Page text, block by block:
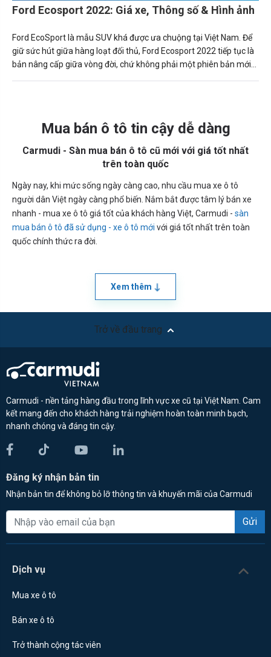
Ford Ecosport 2022: Giá xe, Thông số & Hình ảnh
Ford EcoSport là mẫu SUV khá được ưa chuộng tại Việt Nam. Để
giữ sức hút giữa hàng loạt đối thủ, Ford Ecosport 2022 tiếp tục là
bản nâng cấp giữa vòng đời, chứ không phải một phiên bản mới
Mua bán ô tô tin cậy dễ dàng
Carmudi - Sàn mua bán ô tô cũ mới với giá tốt nhất
trên toàn quốc
Ngày nay, khi mức sống ngày càng cao, nhu cầu mua xe ô tô
người dân Việt ngày càng phổ biến. Nắm bắt được tâm lý bán xe
nhanh - mua xe ô tô giá tốt của khách hàng Việt, Carmudi - sàn
mua bán ô tô đã sử dụng - xe ô tô mới với giá tốt nhất trên toàn
quốc chính thức ra đời.
Xem thêm
Trở về đầu trang
Carmudi - nền tảng hàng đầu trong lĩnh vực xe cũ tại Việt Nam. Cam
kết mang đến cho khách hàng trải nghiệm hoàn toàn minh bạch,
nhanh chóng và đáng tin cậy.
Đăng ký nhận bản tin
Nhận bản tin để không bỏ lỡ thông tin và khuyến mãi của Carmudi
Gửi
Dịch vụ
Mua xe ô tô
Bán xe ô tô
Trở thành cộng tác viên